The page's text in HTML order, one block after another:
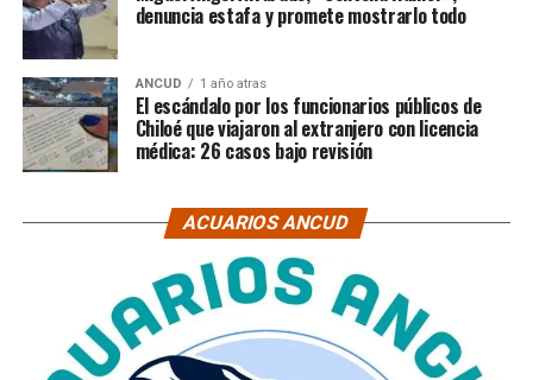
denuncia estafa y promete mostrarlo todo
ANCUD 1 año atras
El escándalo por los funcionarios públicos de
Chiloé que viajaron al extranjero con licencia
médica: 26 casos bajo revisión
ACUARIOS ANCUD